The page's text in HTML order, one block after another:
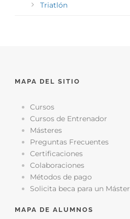
Triatlón
MAPA DEL SITIO
Cursos
Cursos de Entrenador
Másteres
Preguntas Frecuentes
Certificaciones
Colaboraciones
Métodos de pago
Solicita beca para un Máster
MAPA DE ALUMNOS